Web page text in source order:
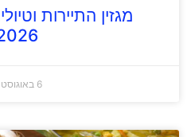
מגזין התיירות
6 באוגוסט 2026